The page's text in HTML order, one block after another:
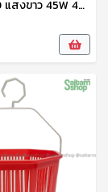
หลอดไฟ LED แสงขาว 45W 4500lm G-1126 HG